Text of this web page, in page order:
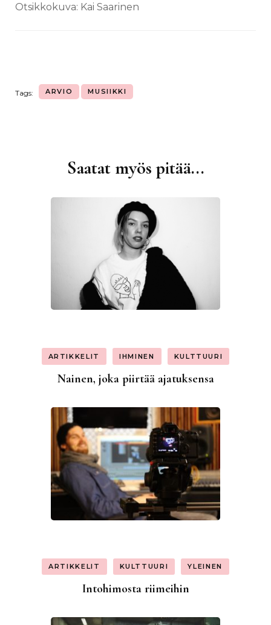
Otsikkokuva: Kai Saarinen
Tags: ARVIO MUSIIKKI
Saatat myös pitää...
ARTIKKELIT IHMINEN KULTTUURI
Nainen, joka piirtää ajatuksensa
ARTIKKELIT KULTTUURI YLEINEN
Intohimosta riimeihin